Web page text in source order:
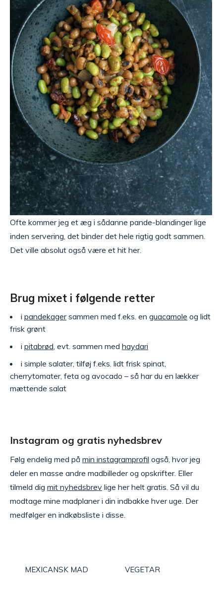
Ofte kommer jeg et æg i sådanne pande-blandinger lige
inden servering, det binder det hele rigtig godt sammen.
Det ville absolut også være et hit her.
Brug mixet i følgende retter
i pandekagersammen med f.eks. en guacamole og lidt
frisk grønt
i pitabrød , evt. sammen med haydari
i simple salater, tilføj f.eks. lidt frisk spinat,
cherrytomater, feta og avocado – så har du en lækker
mættende salat
Instagram og gratis nyhedsbrev
Følg endelig med på min instagramprofil også, hvor jeg
deler en masse andre madbilleder og opskrifter. Eller
tilmeld dig mit nyhedsbrev lige her helt gratis. Så vil du
modtage mine madplaner i din indbakke hver uge. Der
medfølger en indkøbsliste i disse.
MEXICANSK MAD VEGETAR